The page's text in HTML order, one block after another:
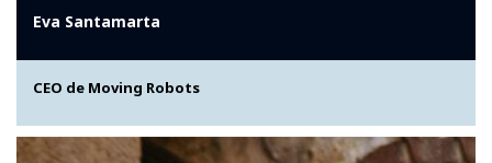
Eva Santamarta
CEO de Moving Robots